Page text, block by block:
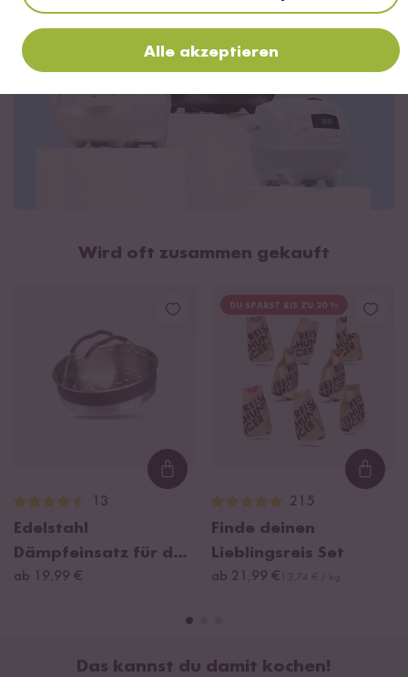
Im Gegensatz zu herkömmlichen Töpfen oder
Reiskocher nicht über den kompletten Kochprozess mit
Vollgas und auf höchster Stufe, sondern dank
intelligenter Fuzzy Logic
besonders schonend
über 7
Bei den 8 verschiedenen Modi passt der Reiskocher die
Wärmezufuhr automatisch
Programm an. Damit wird der Reis nicht nur schonend
zubereitet, sondern schmeckt gleich viel besser.
Schwarzer Reis 1 1,75 Braun/Brown
Reis-Wasser-Tabelle
Wird oft zusammen gekauft
Loading...
13
Edelstahl
Dämpfeinsatz für den
Digitalen Mini
ab 19,99 €
DU SPARST BIS ZU 20 %
215
Finde deinen
Lieblingsreis Set
ab 21,99 €
Das kannst du damit kochen!
Alle akzeptieren